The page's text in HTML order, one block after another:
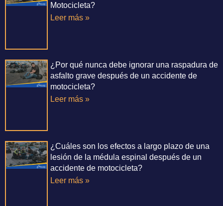
Motocicleta?
Leer más »
¿Por qué nunca debe ignorar una raspadura de
asfalto grave después de un accidente de
motocicleta?
Leer más »
¿Cuáles son los efectos a largo plazo de una
lesión de la médula espinal después de un
accidente de motocicleta?
Leer más »